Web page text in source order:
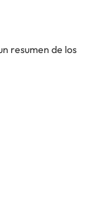
resumen de los